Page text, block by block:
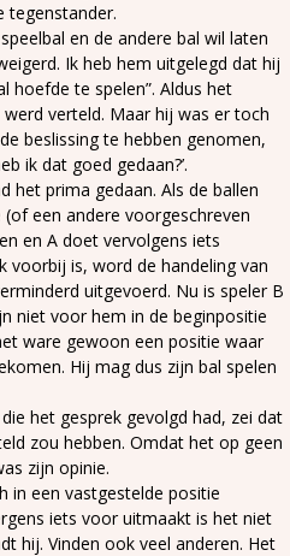
tegenstander.
en de andere bal wil laten
Ik heb hem uitgelegd dat hij
hoefde te spelen”. Aldus het
verteld. Maar hij was er toch
beslissing te hebben genomen,
ik dat goed gedaan?’.
het prima gedaan. Als de ballen
een andere voorgeschreven
en A doet vervolgens iets
is, word de handeling van
uitgevoerd. Nu is speler B
niet voor hem in de beginpositie
ware gewoon een positie waar
Hij mag dus zijn bal spelen
het gesprek gevolgd had, zei dat
zou hebben. Omdat het op geen
zijn opinie.
in een vastgestelde positie
iets voor uitmaakt is het niet
hij. Vinden ook veel anderen. Het